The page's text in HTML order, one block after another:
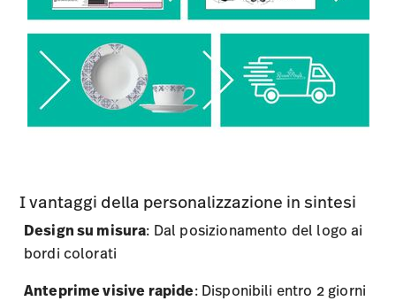
I vantaggi della personalizzazione in sintesi
Design su misura: Dal posizionamento del logo ai
bordi colorati
Anteprime visive rapide: Disponibili entro 2 giorni